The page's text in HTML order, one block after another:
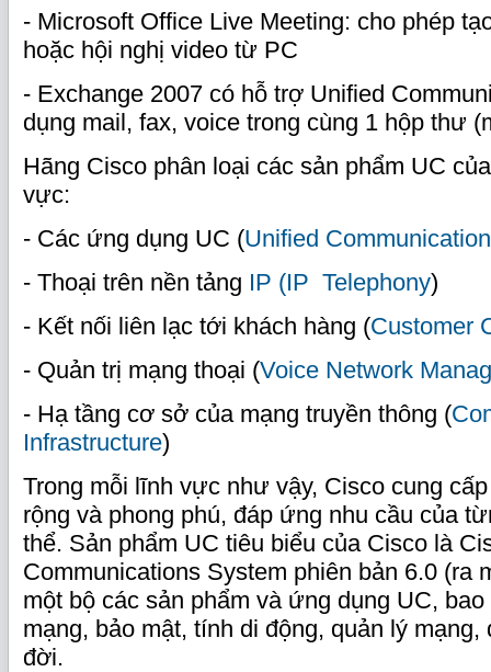
- Microsoft Office Live Meeting: cho phép
hoặc hội nghị video từ PC
- Exchange 2007 có hỗ trợ Unified
dụng mail, fax, voice trong cùng 1 hộp thư
Hãng Cisco phân loại các sản phẩm UC
vực:
- Các ứng dụng UC (Unified
- Thoại trên nền tảng IP (IP Telephony)
- Kết nối liên lạc tới khách hàng (Customer
- Quản trị mạng thoại (Voice Network
- Hạ tầng cơ sở của mạng truyền thông (
Infrastructure)
Trong mỗi lĩnh vực như vậy, Cisco cung
rộng và phong phú, đáp ứng nhu cầu của
thể. Sản phẩm UC tiêu biểu của Cisco là
Communications System phiên bản 6.0 (ra
một bộ các sản phẩm và ứng dụng UC,
mạng, bảo mật, tính di động, quản lý mạng,
đời.